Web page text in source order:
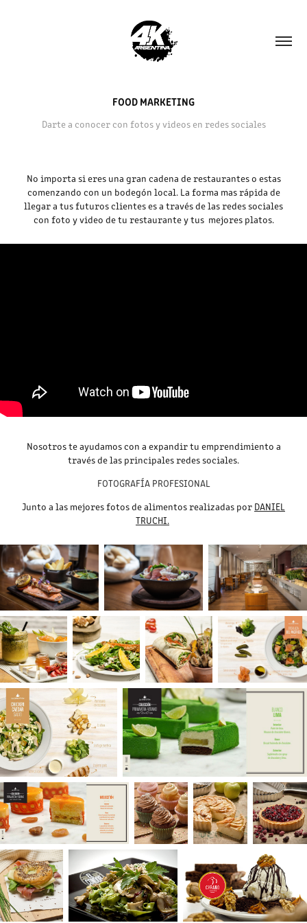
FOOD MARKETING
Darte a conocer con fotos y videos en redes sociales
No importa si eres una gran cadena de restaurantes o estas
comenzando con un bodegón local. La forma mas rápida de
llegar a tus futuros clientes es a través de las redes sociales
con foto y video de tu restaurante y tus mejores platos.
Nosotros te ayudamos con a expandir tu emprendimiento a
través de las principales redes sociales.
FOTOGRAFÍA PROFESIONAL
Junto a las mejores fotos de alimentos realizadas por DANIEL
TRUCHI.